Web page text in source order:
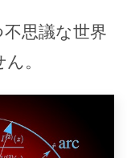
思議な世界
。